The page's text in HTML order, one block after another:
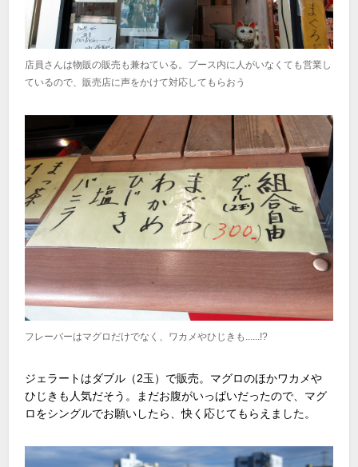
店員さんは物販の販売も兼ねている。ブース内に人がいなくても営業し
ているので、販売店に声をかけて対応してもらおう
フレーバーはマグロだけでなく、ワカメやひじきも......!?
ジェラートはダブル（2玉）で販売。マグロのほかワカメや
ひじきも人気だそう。まだお腹がいっぱいだったので、マグ
ロをシングルでお願いしたら、快く応じてもらえました。